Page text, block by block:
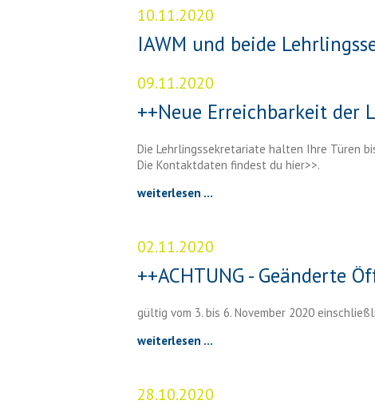
10.11.2020
IAWM und beide
09.11.2020
++Neue Erreichbarkeit der
Die Lehrlingssekretariate halten Ihre Türen
Die Kontaktdaten findest du hier>>.
weiterlesen ...
02.11.2020
++ACHTUNG - Geänderte
gültig vom 3. bis 6. November 2020
weiterlesen ...
28.10.2020